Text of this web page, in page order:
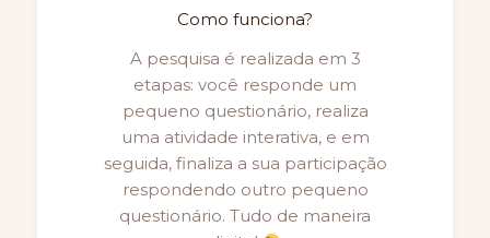
Como funciona?
A pesquisa é realizada em 3
etapas: você responde um
pequeno questionário, realiza
uma atividade interativa, e em
seguida, finaliza a sua participação
respondendo outro pequeno
questionário. Tudo de maneira